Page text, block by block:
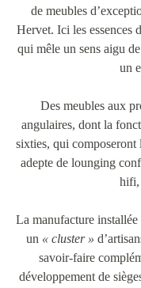
de meubles
Hervet. Ici les essences
qui mêle un sens aigu
un
Des meubles aux
angulaires, dont la
sixties, qui composeront
adepte de lounging
hifi,
La manufacture
un « cluster »
savoir-faire
développement de